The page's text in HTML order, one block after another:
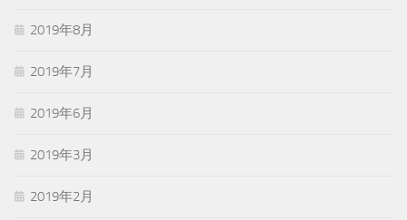
2019年8月
2019年7月
2019年6月
2019年3月
2019年2月